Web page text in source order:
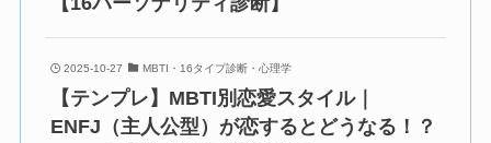
2025-10-27 MBTI・16タイプ診断・心理学
【テンプレ】MBTI別恋愛スタイル｜
ENFJ（主人公型）が恋するとどうなる！？